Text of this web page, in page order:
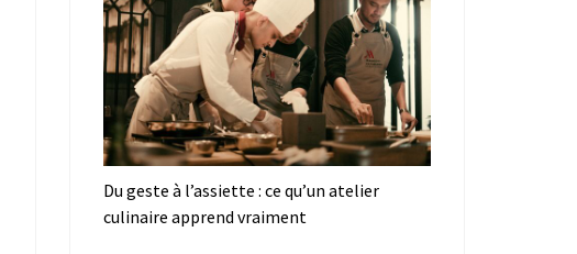
Du geste à l’assiette : ce qu’un atelier
culinaire apprend vraiment